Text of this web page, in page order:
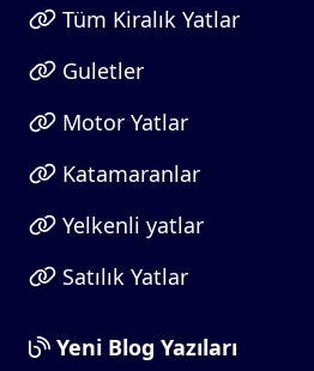
Tüm Kiralık Yatlar
Guletler
Motor Yatlar
Katamaranlar
Yelkenli yatlar
Satılık Yatlar
Yeni Blog Yazıları